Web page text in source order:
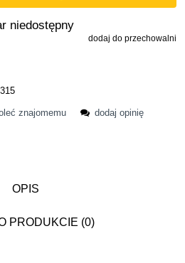
niedostępny
dodaj do przechowalni
znajomemu dodaj opinię
OPIS
PRODUKCIE (0)